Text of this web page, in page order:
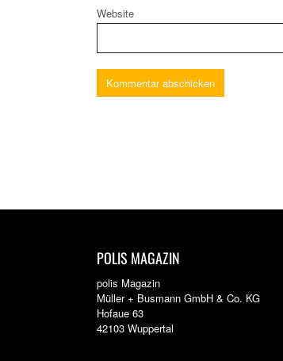
Website
POLIS MAGAZIN
polis Magazin
Müller + Busmann GmbH & Co. KG
Hofaue 63
42103 Wuppertal